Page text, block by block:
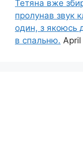
Тетяна вже
пролунав звук
один, з якоюсь
в спальню.